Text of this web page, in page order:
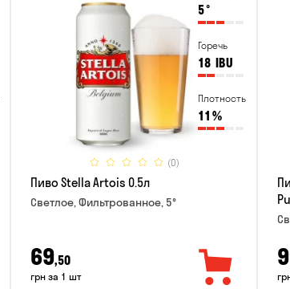
5°
Горечь
18 IBU
Плотность
11 %
(0)
Пиво Stella Artois 0.5л
Светлое, Фильтрованное, 5°
69,50
грн за 1 шт